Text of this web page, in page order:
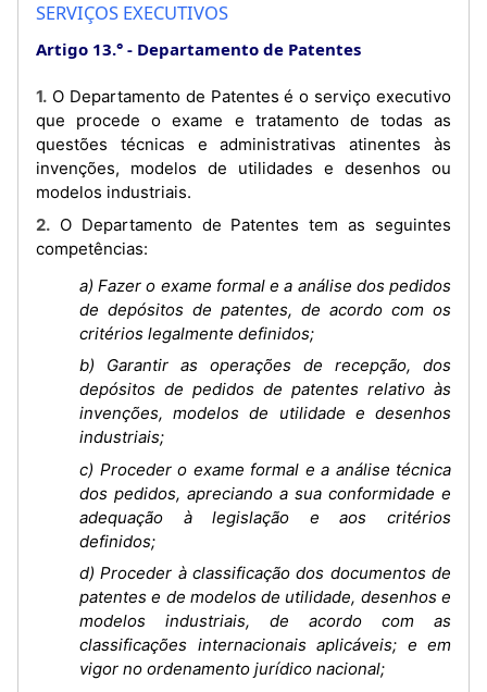
SERVIÇOS EXECUTIVOS
Artigo 13.° Departamento de Patentes
1. O Departamento de Patentes é o serviço executivo
que procede o exame e tratamento de todas as
questões técnicas e administrativas atinentes às
invenções, modelos de utilidades e desenhos ou
modelos industriais.
2. O Departamento de Patentes tem as seguintes
competências:
a) Fazer o exame formal e a análise dos pedidos
de depósitos de patentes, de acordo com os
critérios legalmente definidos;
b) Garantir as operações de recepção, dos
depósitos de pedidos de patentes relativo às
invenções, modelos de utilidade e desenhos
industriais;
c) Proceder o exame formal e a análise técnica
dos pedidos, apreciando a sua conformidade e
adequação à legislação e aos critérios
definidos;
d) Proceder à classificação dos documentos de
patentes e de modelos de utilidade, desenhos e
modelos industriais, de acordo com as
classificações internacionais aplicáveis; e em
vigor no ordenamento jurídico nacional;